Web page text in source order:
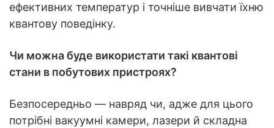
ефективних температур і точніше вивчати їхню
квантову поведінку.
Чи можна буде використати такі квантові
стани в побутових пристроях?
Безпосередньо — навряд чи, адже для цього
потрібні вакуумні камери, лазери й складна